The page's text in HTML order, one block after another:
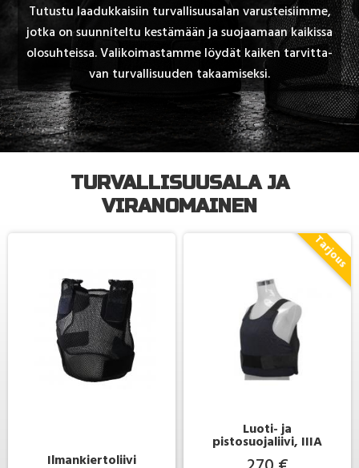
Tu­tus­tu laa­duk­kai­siin tur­val­li­suu­sa­lan va­rus­tei­siim­me,
jot­ka on suun­ni­tel­tu kes­tä­mään ja suo­jaa­maan kai­kis­sa
olo­suh­teis­sa. Va­li­koi­mas­tam­me löy­dät kai­ken tar­vit­ta­
van tur­val­li­suu­den ta­kaa­mi­sek­si.
TURVALLISUUSALA JA
VIRANOMAINEN
Ilmankiertoliivi
Luoti- ja
pistosuojaliivi, IIIA